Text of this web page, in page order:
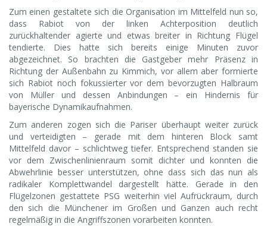
Zum einen gestaltete sich die Organisation im Mittelfeld nun so,
dass Rabiot von der linken Achterposition deutlich
zurückhaltender agierte und etwas breiter in Richtung Flügel
tendierte. Dies hatte sich bereits einige Minuten zuvor
abgezeichnet. So brachten die Gastgeber mehr Präsenz in
Richtung der Außenbahn zu Kimmich, vor allem aber formierte
sich Rabiot noch fokussierter vor dem bevorzugten Halbraum
von Müller und dessen Anbindungen – ein Hindernis für
bayerische Dynamikaufnahmen.
Zum anderen zogen sich die Pariser überhaupt weiter zurück
und verteidigten – gerade mit dem hinteren Block samt
Mittelfeld davor – schlichtweg tiefer. Entsprechend standen sie
vor dem Zwischenlinienraum somit dichter und konnten die
Abwehrlinie besser unterstützen, ohne dass sich das nun als
radikaler Komplettwandel dargestellt hätte. Gerade in den
Flügelzonen gestattete PSG weiterhin viel Aufrückraum, durch
den sich die Münchener im Großen und Ganzen auch recht
regelmäßig in die Angriffszonen vorarbeiten konnten.